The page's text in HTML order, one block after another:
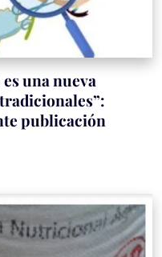
una nueva
publicación